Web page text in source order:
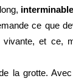
interminable
ce que
vivante, et ce,
la grotte.